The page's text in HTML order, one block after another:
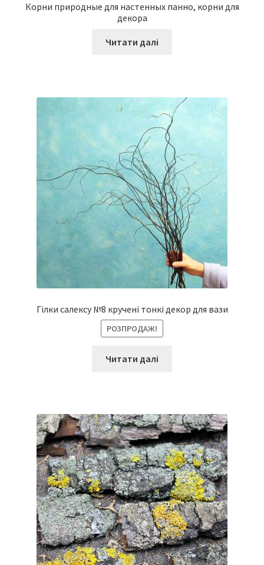
Корни природные для настенных панно, корни для
декора
Читати далі
Гілки салексу №8 кручені тонкі декор для вази
РОЗПРОДАЖ!
Читати далі